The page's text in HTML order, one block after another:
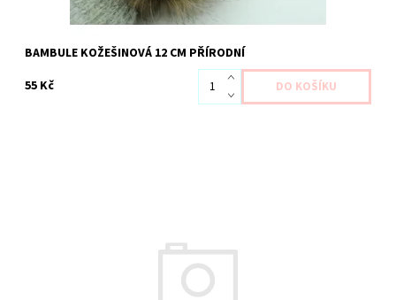
BAMBULE KOŽEŠINOVÁ 12 CM PŘÍRODNÍ
55 Kč